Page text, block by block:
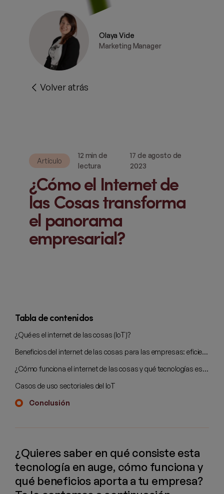
Olaya Vide
Marketing Manager
Volver atrás
Artículo
12 min de
lectura
17 de agosto de
2023
¿Cómo el Internet de
las Cosas transforma
el panorama
empresarial?
Tabla de contenidos
¿Qué es el internet de las cosas (IoT)?
Beneficios del internet de las cosas para las empresas: eficiencia, control y decisiones inteligentes
¿Cómo funciona el internet de las cosas y qué tecnologías están involucradas?
Casos de uso sectoriales del IoT
Conclusión
¿Quieres saber en qué consiste esta
tecnología en auge, cómo funciona y
qué beneficios aporta a tu empresa?